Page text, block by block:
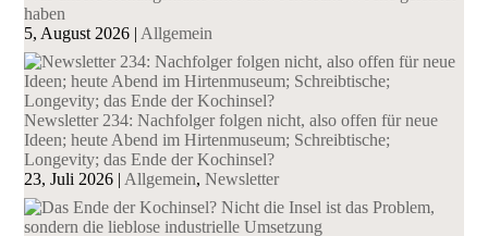
haben
5, August 2026 | Allgemein
Newsletter 234: Nachfolger folgen nicht, also offen für neue
Ideen; heute Abend im Hirtenmuseum; Schreibtische;
Longevity; das Ende der Kochinsel?
23, Juli 2026 | Allgemein,Newsletter